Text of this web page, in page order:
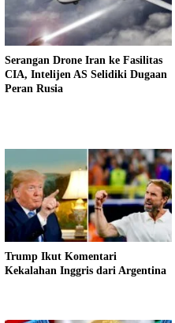
Serangan Drone Iran ke Fasilitas
CIA, Intelijen AS Selidiki Dugaan
Peran Rusia
Trump Ikut Komentari
Kekalahan Inggris dari Argentina